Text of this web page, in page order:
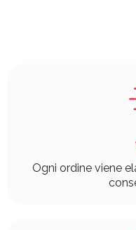
Ogni ordine viene